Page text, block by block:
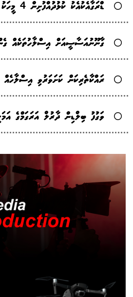
ޑްރަގާއެކުއެކު ކުޅުދުއްފުށިން 4 މީހަކު ހައްޔަރުކޮށްފި
ގާނޫނުއަސާސީއަށް އިސްލާހުތަކެއް
ރައްކާތެރިކަން ކަށަވަރުވި
ވަގުފު ބިލްޑިން ދާރުލް އަރަގަމްގެ